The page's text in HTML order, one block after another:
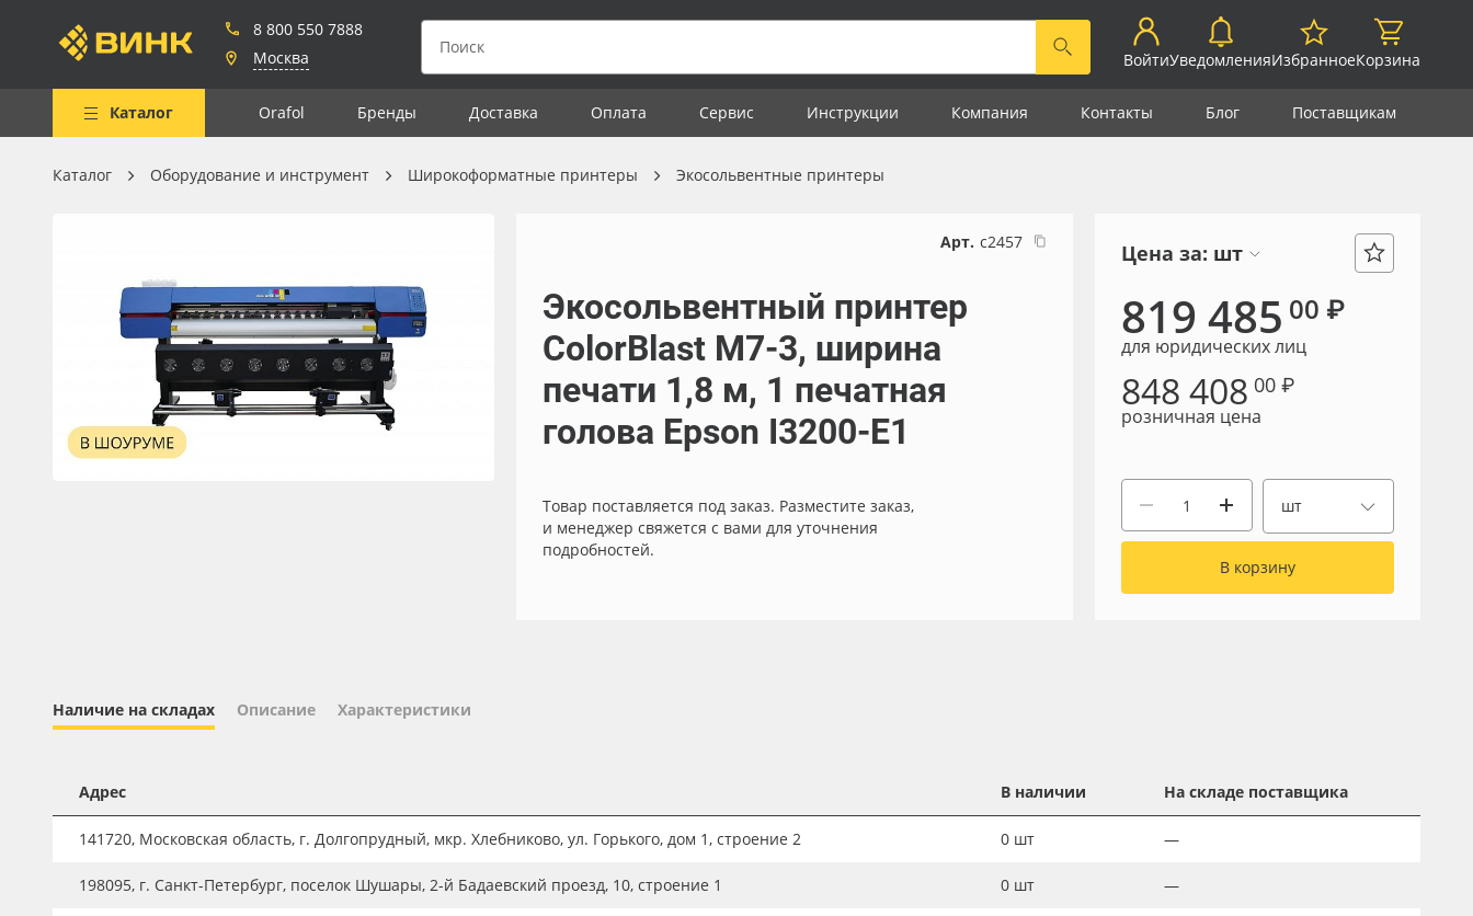
8 800 550 7888
Москва
ВойтиУведомленияИзбранноеКорзина
Каталог Orafol Бренды Доставка Оплата Сервис Инструкции Компания Контакты Блог Поставщикам
Весь каталог
Самоклеящиеся плёнки
Листовые материалы
Чернила
Клей, скотчи и крепёж
Мобильные конструкции и
POS-материалы
Новинки ассортимента
Плёнка монтажная Oratape
ПЭТ листовой
Каталог Оборудование и инструмент Широкоформатные принтеры Экосольвентные принтеры
Арт. с2457
Экосольвентный принтер
ColorBlast M7-3, ширина
печати 1,8 м, 1 печатная
голова Epson I3200-E1
Товар поставляется под заказ. Разместите заказ,
и менеджер свяжется с вами для уточнения
подробностей.
Цена за: шт
819 485 00 ₽
для юридических лиц
848 408 00 ₽
розничная цена
шт
В корзину
Наличие на складах Описание Характеристики
Адрес В наличии На складе поставщика
141720, Московская область, г. Долгопрудный, мкр. Хлебниково, ул. Горького, дом 1, строение 2 0 шт —
198095, г. Санкт-Петербург, поселок Шушары, 2-й Бадаевский проезд, 10, строение 1 0 шт —